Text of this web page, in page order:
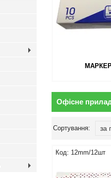
Офісне
12mm/12шт